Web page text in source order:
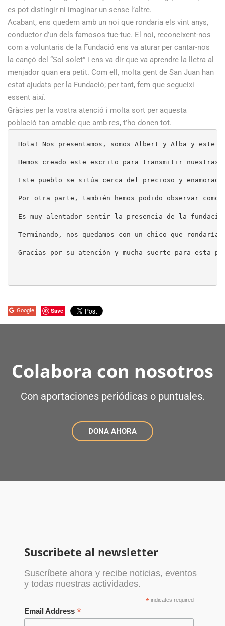
es pot distingir ni imaginar un sense l’altre.
Acabant, ens quedem amb un noi que rondaria els vint anys,
conductor d’un dels famosos tuc-tuc. El noi, reconeixent-nos
com a voluntaris de la Fundació ens va aturar per cantar-nos
la cançó del “Sol solet” i ens va dir que va aprendre la lletra al
menjador quan era petit. Com ell, molta gent de San Juan han
estat ajudats per la Fundació; per tant, fem que segueixi
essent així.
Gràcies per la vostra atenció i molta sort per aquesta
població tan amable que amb res, t’ho donen tot.
Hola! Nos presentamos, somos Albert y Alba y este
Hemos creado este escrito para transmitir nuestras
Este pueblo se sitúa cerca del precioso y
Por otra parte, también hemos podido observar
Es muy alentador sentir la presencia de la
Terminando, nos quedamos con un chico que
Gracias por su atención y mucha suerte para esta
Google Save
Colabora con nosotros
Con aportaciones periódicas o puntuales.
DONA AHORA
Suscribete al newsletter
Suscríbete ahora y recibe noticias, eventos
y todas nuestras actividades.
* indicates required
Email Address *